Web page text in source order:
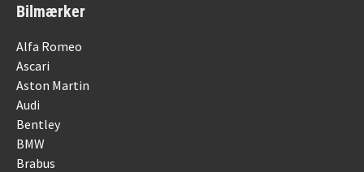
Bilmærker
Alfa Romeo
Ascari
Aston Martin
Audi
Bentley
BMW
Brabus